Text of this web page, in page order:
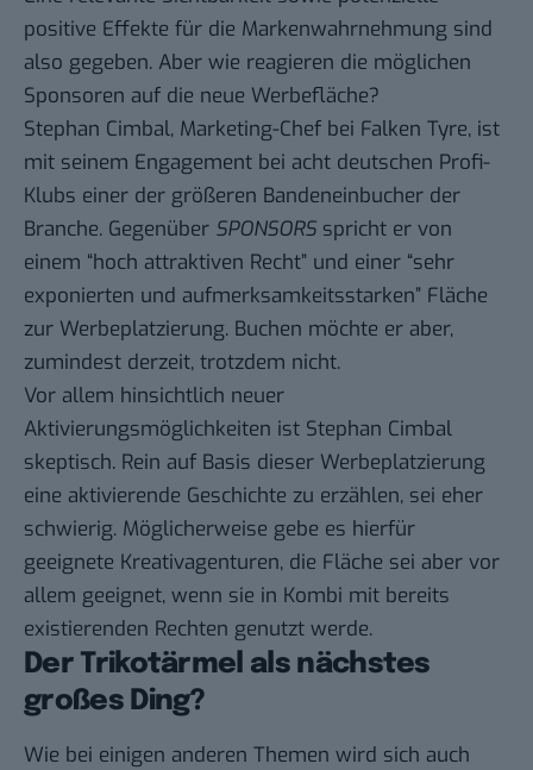
positive Effekte für die Markenwahrnehmung sind
also gegeben. Aber wie reagieren die möglichen
Sponsoren auf die neue Werbefläche?
Stephan Cimbal, Marketing-Chef bei Falken Tyre, ist
mit seinem Engagement bei acht deutschen Profi-
Klubs einer der größeren Bandeneinbucher der
Branche. Gegenüber SPONSORS spricht er von
einem “hoch attraktiven Recht” und einer “sehr
exponierten und aufmerksamkeitsstarken” Fläche
zur Werbeplatzierung. Buchen möchte er aber,
zumindest derzeit, trotzdem nicht.
Vor allem hinsichtlich neuer
Aktivierungsmöglichkeiten ist Stephan Cimbal
skeptisch. Rein auf Basis dieser Werbeplatzierung
eine aktivierende Geschichte zu erzählen, sei eher
schwierig. Möglicherweise gebe es hierfür
geeignete Kreativagenturen, die Fläche sei aber vor
allem geeignet, wenn sie in Kombi mit bereits
existierenden Rechten genutzt werde.
Der Trikotärmel als nächstes
großes Ding?
Wie bei einigen anderen Themen wird sich auch